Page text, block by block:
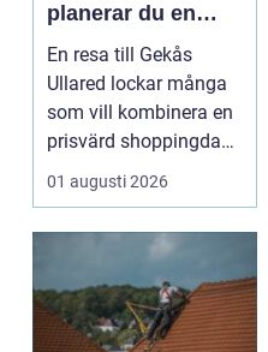
planerar du en
smidig
shoppingdag
En resa till Gekås
Ullared lockar många
som vill kombinera en
prisvärd shoppingdag
med en enkel och ...
01 augusti 2026